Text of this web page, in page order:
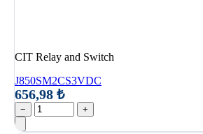
CIT Relay and Switch
J850SM2CS3VDC
656,98 ₺
− +